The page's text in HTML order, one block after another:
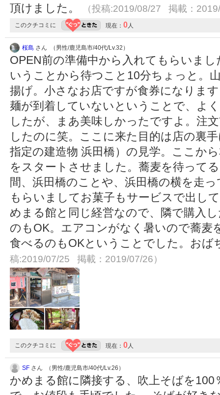
頂けました。
（投稿:2019/08/27 掲載：
このクチコミに 現在： 0人
桜島 さん （男性/鹿児島市/40代/Lv.32）
OPEN前の準備中から入れてもらいま
いうことから待つこと10分ちょっと。
揚げ。小さなお店ですが食券になりま
麺が到着していないということで、よ
したが、まあ美味しかったですよ。注
したのに笑。ここに来た目的は店の裏
指定の建造物 浜田橋）の見学。ここか
をスタートさせました。蕎麦を待って
間、浜田橋のことや、浜田橋の横を走
もらいましてお菓子もサービスで出し
めまる館と同じ経営なので、隣で購入
のもOK。エアコンがなく暑いので蕎麦
食べるのもOKということでした。お
稿:2019/07/25 掲載：2019/07/26）
このクチコミに 現在： 0人
SF さん （男性/鹿児島市/40代/Lv.26）
かめまる館に隣接する、吹上そばを100